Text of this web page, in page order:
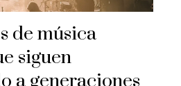
de música
siguen
a generaciones